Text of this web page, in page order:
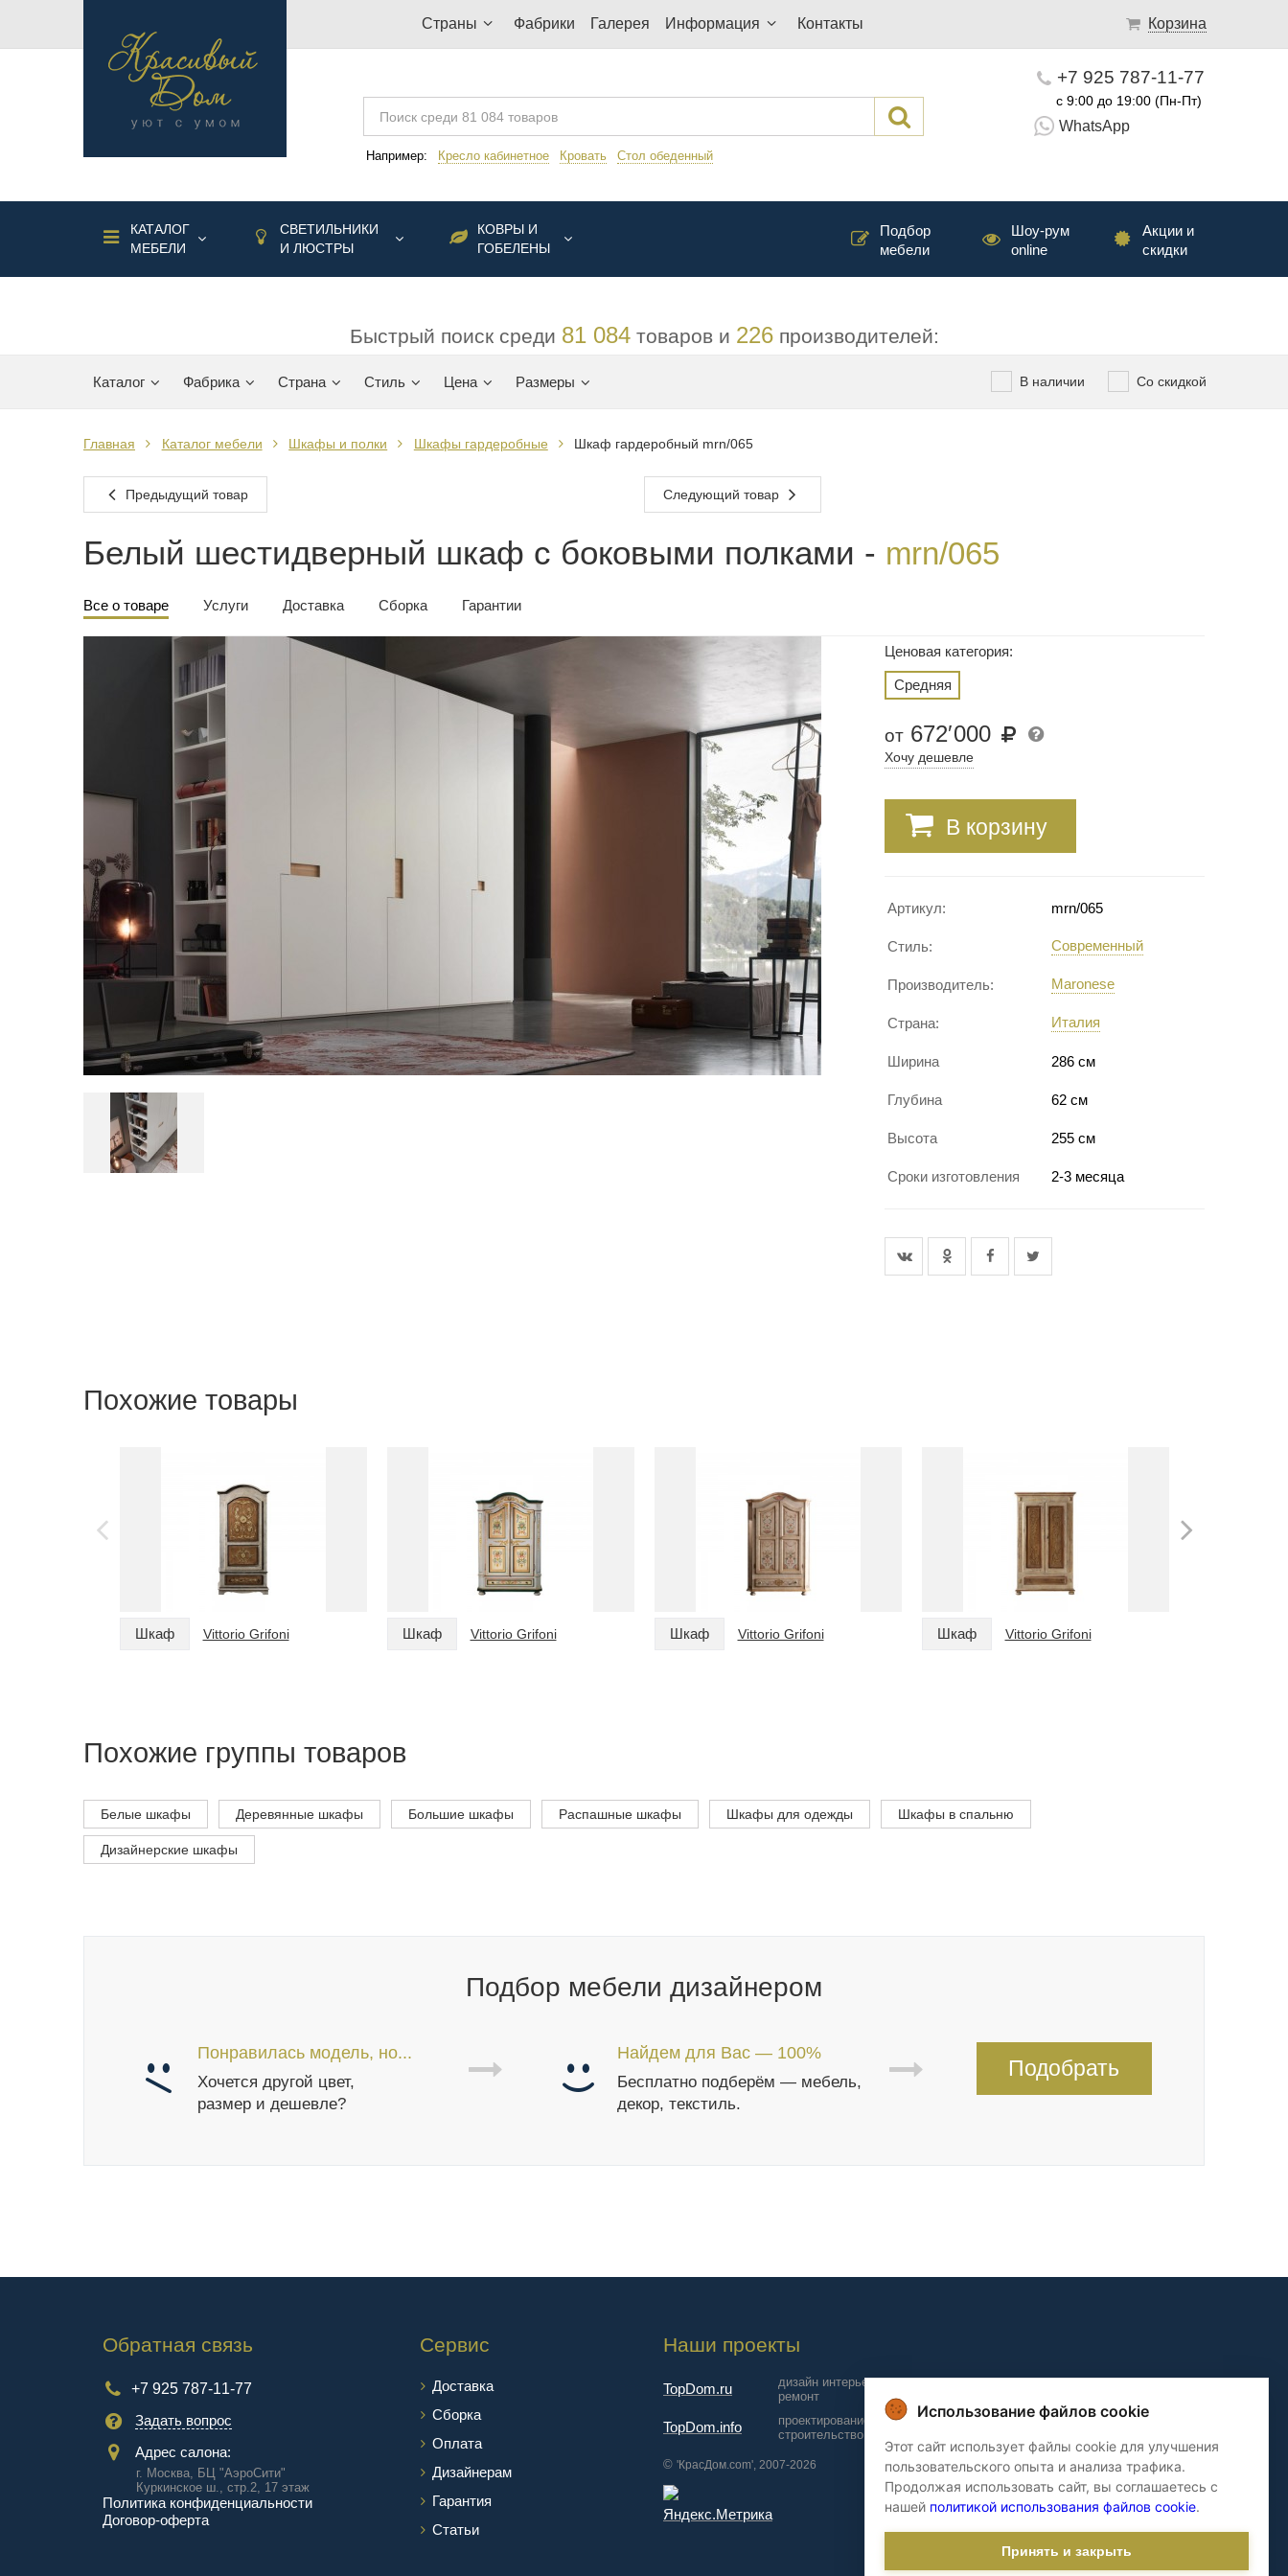
Страны Фабрики Галерея Информация Контакты Корзина
Например: Кресло кабинетное Кровать Стол обеденный
+7 925 787-11-77
с 9:00 до 19:00 (Пн-Пт)
WhatsApp
КАТАЛОГ
МЕБЕЛИ
СВЕТИЛЬНИКИ
И ЛЮСТРЫ
КОВРЫ И
ГОБЕЛЕНЫ
Акции и
скидки
Шоу-рум
online
Подбор
мебели
Быстрый поиск среди 81 084товаров и 226производителей:
Каталог Фабрика Страна Стиль Цена Размеры Со скидкой
В наличии
Главная Каталог мебели Шкафы и полки Шкафы гардеробные Шкаф гардеробный mrn/065
Предыдущий товар Следующий товар
Белый шестидверный шкаф с боковыми полками - mrn/065
Все о товаре Услуги Доставка Сборка Гарантии
Ценовая категория:
Средняя
от 672′000
Хочу дешевле
В корзину
Артикул: mrn/065
Стиль: Современный
Производитель: Maronese
Страна: Италия
Ширина 286 см
Глубина 62 см
Высота 255 см
Сроки изготовления 2-3 месяца
Похожие товары
Шкаф Vittorio Grifoni Шкаф Vittorio Grifoni Шкаф Vittorio Grifoni Шкаф Vittorio Grifoni
Похожие группы товаров
Белые шкафы Деревянные шкафы Большие шкафы Распашные шкафы Шкафы для одежды Шкафы в спальню
Дизайнерские шкафы
Подбор мебели дизайнером
Понравилась модель, но...
Хочется другой цвет,
размер и дешевле?
Найдем для Вас — 100%
Бесплатно подберём — мебель,
декор, текстиль.
Подобрать
Обратная связь
+7 925 787-11-77
Задать вопрос
Адрес салона:
г. Москва, БЦ "АэроCити"
Куркинское ш., стр.2, 17 этаж
Политика конфиденциальности
Договор-оферта
Сервис
Доставка
Сборка
Оплата
Дизайнерам
Гарантия
Cтатьи
Наши проекты
TopDom.ru
дизайн интерьера и
ремонт
TopDom.info
проектирование и
строительство домов
© 'КрасДом.com', 2007-2026
Использование файлов cookie
Этот сайт использует файлы cookie для улучшения
пользовательского опыта и анализа трафика.
Продолжая использовать сайт, вы соглашаетесь с
нашей политикой использования файлов cookie.
Принять и закрыть